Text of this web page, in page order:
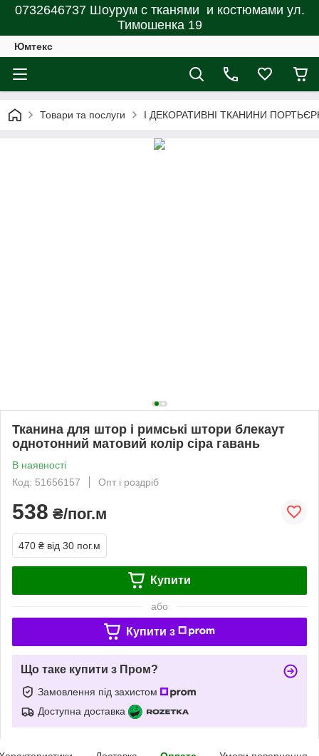
0732646737 Шоурум с тканями и костюмами ул.
Тимошенка 19
Юмтекс
Товари та послуги І ДЕКОРАТИВНІ ТКАНИНИ
Тканина для штор і римські штори блекаут
однотонний матовий колір сіра гавань
В наявності
Код: 51656157
Опт і роздріб
538 ₴/пог.м
470 ₴ від 30 пог.м
Купити
або
Купити з
Що таке купити з Пром?
Замовлення під захистом
Доступна доставка